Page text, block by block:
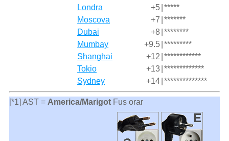
Londra
+5 *****
Moscova
+7 *******
Dubai
+8 ********
Mumbay
+9.5 *********
Shanghai
+12 ************
Tokio
+13 *************
Sydney
+14 **************
[*1] AST = America/MarigotFus orar